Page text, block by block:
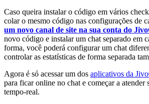
Caso queira instalar o código em vários
colar o mesmo código nas configurações de
um novo canal de site na sua conta do
novo código e instalar um chat separado em
forma, você poderá configurar um chat
controlar as estatísticas de forma separada
Agora é só acessar um dos aplicativos da
para ficar online no chat e começar a atender
tempo-real.